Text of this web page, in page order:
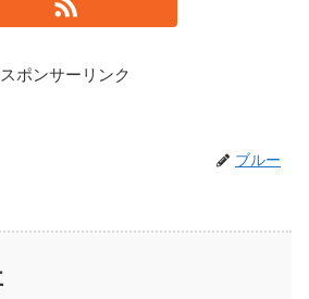
スポンサーリンク
ブルー